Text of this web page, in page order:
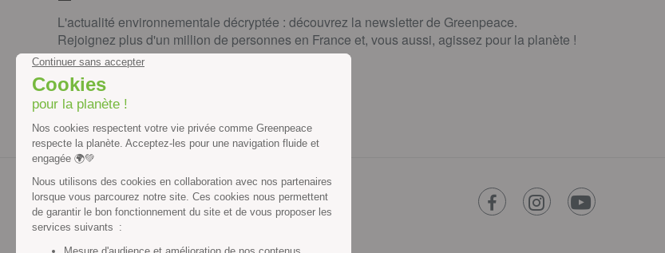
L'actualité environnementale décryptée : découvrez la newsletter de Greenpeace.
Rejoignez plus d'un million de personnes en France et, vous aussi, agissez pour la planète !
JE M'INSCRIS
facebookinstagramyoutube